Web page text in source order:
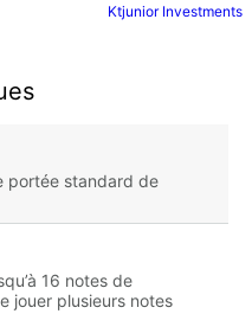
Ktjunior Investments
portée standard de
16 notes de
jouer plusieurs notes